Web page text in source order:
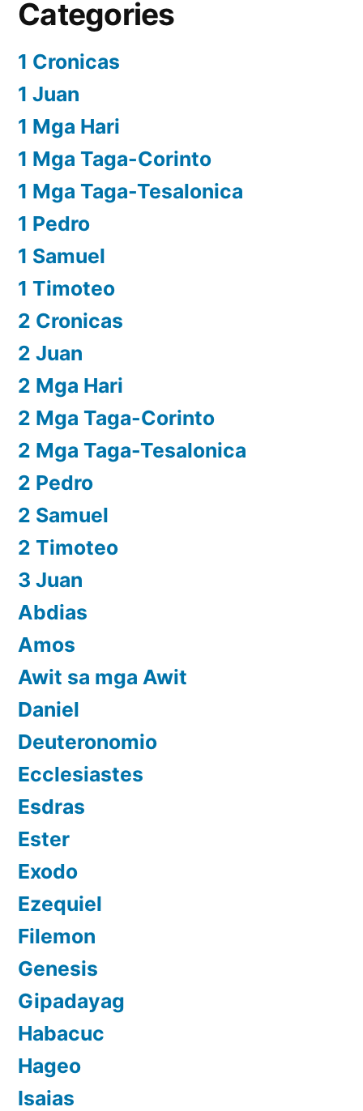
Categories
1 Cronicas
1 Juan
1 Mga Hari
1 Mga Taga-Corinto
1 Mga Taga-Tesalonica
1 Pedro
1 Samuel
1 Timoteo
2 Cronicas
2 Juan
2 Mga Hari
2 Mga Taga-Corinto
2 Mga Taga-Tesalonica
2 Pedro
2 Samuel
2 Timoteo
3 Juan
Abdias
Amos
Awit sa mga Awit
Daniel
Deuteronomio
Ecclesiastes
Esdras
Ester
Exodo
Ezequiel
Filemon
Genesis
Gipadayag
Habacuc
Hageo
Isaias